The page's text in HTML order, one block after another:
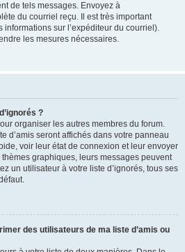
de tels messages. Envoyez à
du courriel reçu. Il est très important
informations sur l’expéditeur du courriel).
les mesures nécessaires.
?
organiser les autres membres du forum.
d’amis seront affichés dans votre panneau
voir leur état de connexion et leur envoyer
graphiques, leurs messages peuvent
un utilisateur à votre liste d’ignorés, tous ses
des utilisateurs de ma liste d’amis ou